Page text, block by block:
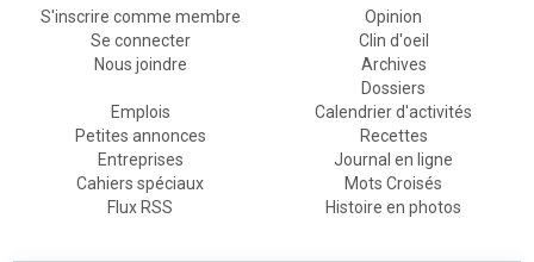
S'inscrire comme membre
Se connecter
Nous joindre
Opinion
Clin d'oeil
Archives
Dossiers
Emplois
Petites annonces
Entreprises
Cahiers spéciaux
Flux RSS
Calendrier d'activités
Recettes
Journal en ligne
Mots Croisés
Histoire en photos